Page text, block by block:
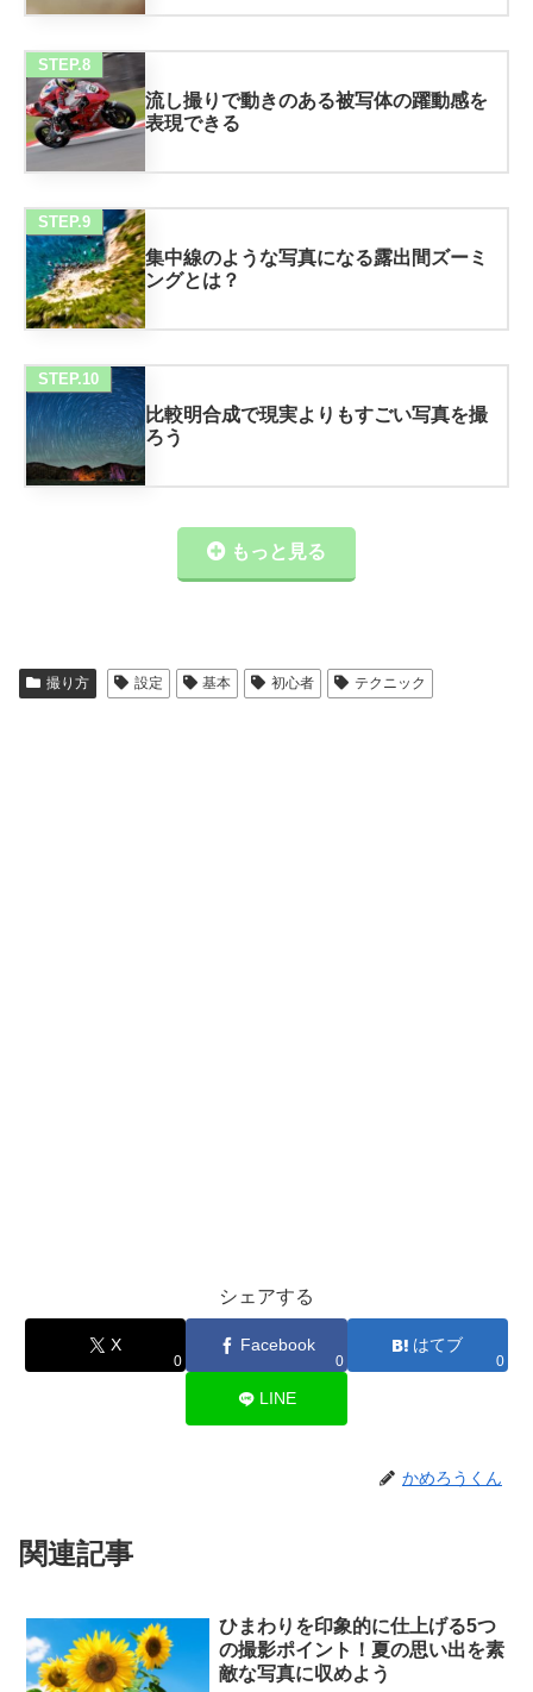
STEP.8
流し撮りで動きのある被写体の躍動感を
表現できる
STEP.9
集中線のような写真になる露出間ズーミ
ングとは？
STEP.10
比較明合成で現実よりもすごい写真を撮
ろう
もっと見る
撮り方 設定 基本 初心者 テクニック
シェアする
X
0
Facebook
0
はてブ
0
LINE
かめろうくん
関連記事
ひまわりを印象的に仕上げる5つ
の撮影ポイント！夏の思い出を素
敵な写真に収めよう